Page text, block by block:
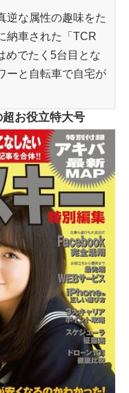
な属性の趣味をた
納車された「TCR
めでたく5台目とな
ーと自転車で自宅が
お役立特大号